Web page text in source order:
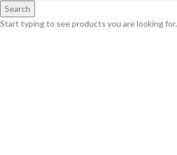
Search
Start typing to see products you are looking for.